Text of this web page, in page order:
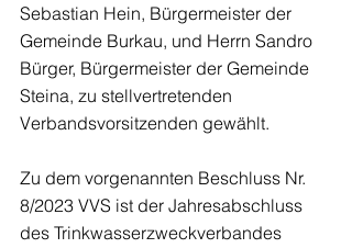
Sebastian Hein, Bürgermeister der
Gemeinde Burkau, und Herrn Sandro
Bürger, Bürgermeister der Gemeinde
Steina, zu stellvertretenden
Verbandsvorsitzenden gewählt.
Zu dem vorgenannten Beschluss Nr.
8/2023 VVS ist der Jahresabschluss
des Trinkwasserzweckverbandes